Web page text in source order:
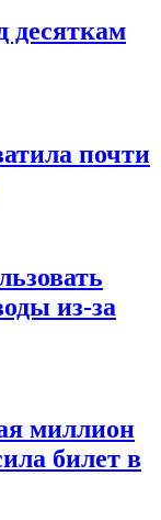
десяткам
почти
из-за
миллион
билет в